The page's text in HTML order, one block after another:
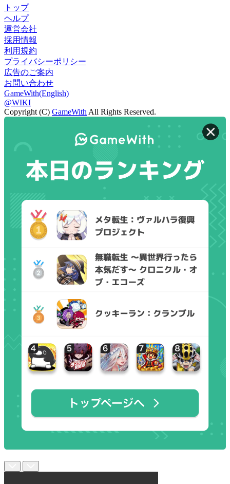
トップ
ヘルプ
運営会社
採用情報
利用規約
プライバシーポリシー
広告のご案内
お問い合わせ
GameWith(English)
@WIKI
Copyright (C) GameWith All Rights Reserved.